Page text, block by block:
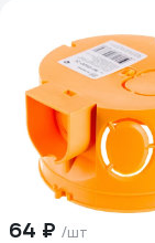
64 ₽ /шт